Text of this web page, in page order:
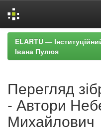
Skip
navigation
ELARTU —
Івана Пулюя
Перегляд
- Автори
Михайлович